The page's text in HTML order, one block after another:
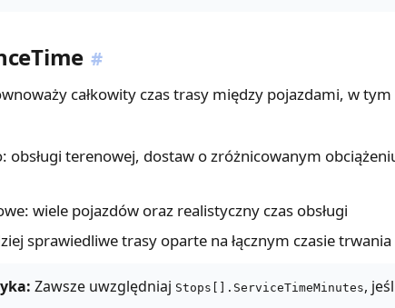
#
całkowity czas trasy między pojazdami, w tym
obsługi terenowej, dostaw o zróżnicowanym
wiele pojazdów oraz realistyczny czas obsługi
sprawiedliwe trasy oparte na łącznym czasie trwania
Zawsze uwzględniaj Stops[].ServiceTimeMinutes,